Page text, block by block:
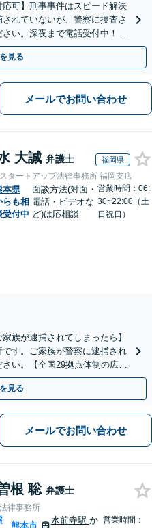
応可】刑事事件はスピード解決
れていないが、警察に捜査さ
い。深夜まで電話受付中！痴
見る
メールでお問い合わせ
大誠 弁護士 福岡県
タートアップ法律事務所 福岡支店
本県
らも相
受付中
面談方法(対面・
電話・ビデオな
ど)は応相談
営業時間：06:
30~22:00（土
日祝日）
族が逮捕されてしまったら】
す。ご家族が警察に逮捕され
い。【全国29拠点体制の広域
談可(予約制)】
見る
メールでお問い合わせ
根 聡 弁護士
律事務所
熊本市
水前寺駅 か 営業時間：